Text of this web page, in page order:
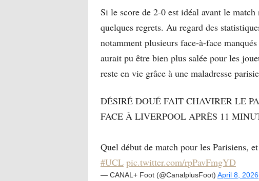
Si le score de 2-0 est idéal avant le
quelques regrets. Au regard des
notamment plusieurs face-à-face
aurait pu être bien plus salée pour les
reste en vie grâce à une maladresse
DÉSIRÉ DOUÉ FAIT CHAVIRER LE
FACE À LIVERPOOL APRÈS 11
Quel début de match pour les Parisiens,
#UCL pic.twitter.com/rpPavFmgYD
— CANAL+ Foot (@CanalplusFoot) April 8, 2026